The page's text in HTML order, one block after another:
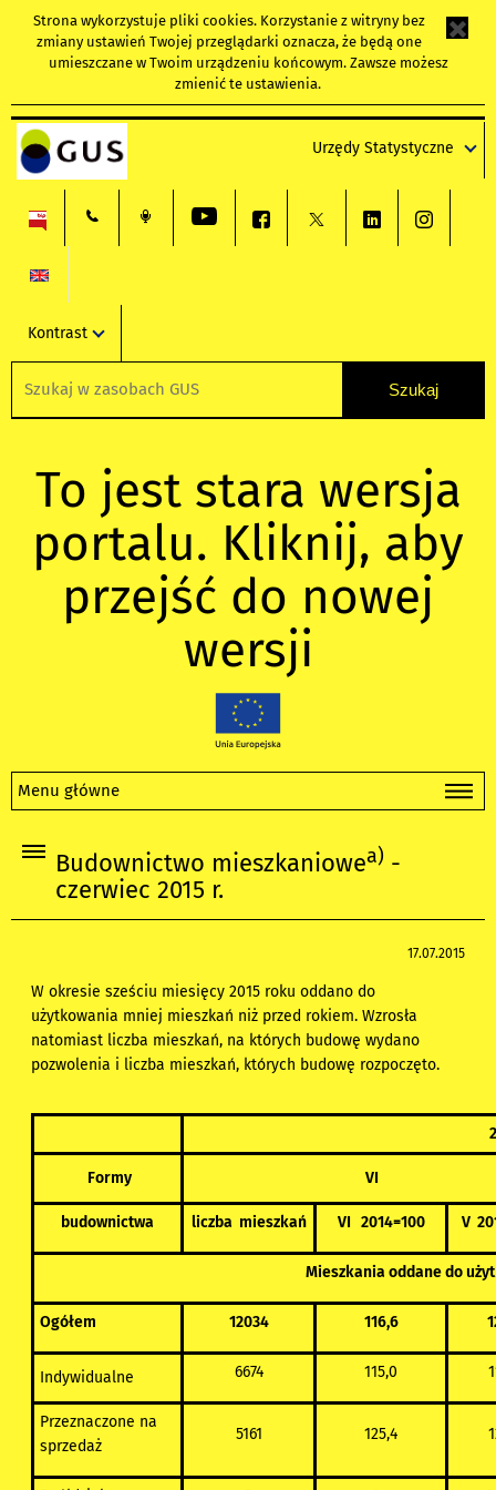
Strona wykorzystuje pliki cookies. Korzystanie z witryny bez
zmiany ustawień Twojej przeglądarki oznacza, że będą one
umieszczane w Twoim urządzeniu końcowym. Zawsze możesz
zmienić te ustawienia.
Urzędy Statystyczne
Kontrast
To jest stara wersja
portalu. Kliknij, aby
przejść do nowej
wersji
Menu główne
Budownictwo mieszkaniowea) -
czerwiec 2015 r.
17.07.2015
W okresie sześciu miesięcy 2015 roku oddano do
użytkowania mniej mieszkań niż przed rokiem. Wzrosła
natomiast liczba mieszkań, na których budowę wydano
pozwolenia i liczba mieszkań, których budowę rozpoczęto.
Formy VI
budownictwa liczba mieszkań VI 2014=100 V
Mieszkania oddane do
Ogółem 12034 116,6
Indywidualne 6674 115,0
Przeznaczone na
sprzedaż
5161 125,4